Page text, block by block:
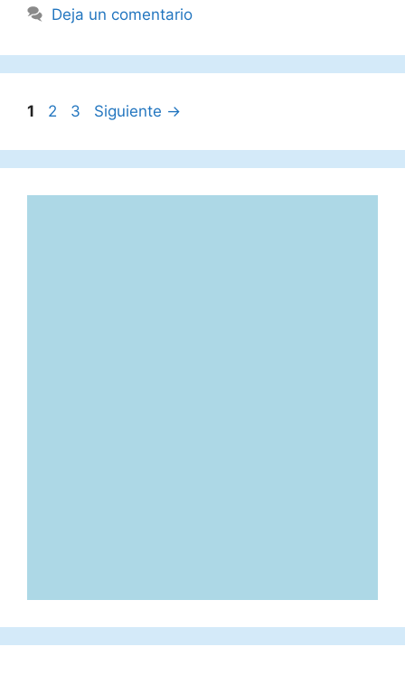
Deja un comentario
Página
1 Página
2 Página
3 Siguiente →